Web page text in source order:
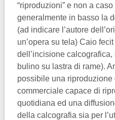
“riproduzioni” e non a
generalmente in basso la
(ad indicare l’autore
un’opera su tela) Caio
dell’incisione
bulino su lastra di rame).
possibile una riproduzione
commerciale capace di
quotidiana ed una
della calcografia sia per